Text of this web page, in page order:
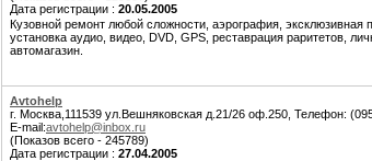
Дата регистрации : 20.05.2005
Кузовной ремонт любой сложности, аэрография, эксклюзивная
установка аудио, видео, DVD, GPS, реставрация раритетов,
автомагазин.
Avtohelp
г. Москва,111539 ул.Вешняковская д.21/26 оф.250, Телефон:
E-mail:avtohelp@inbox.ru
(Показов всего - 245789)
Дата регистрации : 27.04.2005